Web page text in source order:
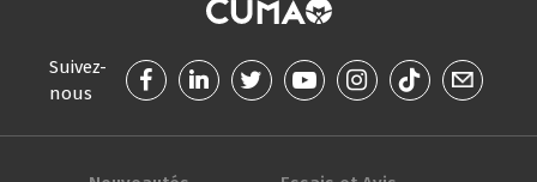
Suivez-
nous